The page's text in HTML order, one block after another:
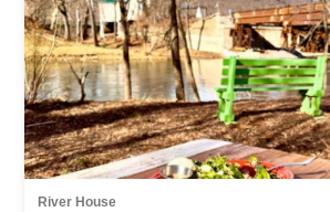
River House